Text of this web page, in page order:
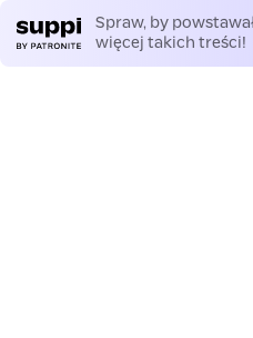
Spraw, by
więcej takich treści!